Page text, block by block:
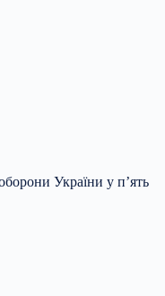
України у п’ять